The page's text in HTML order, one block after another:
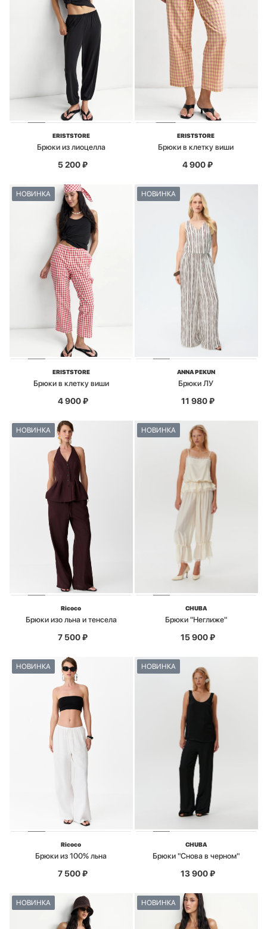
ERISTSTORE
Брюки из лиоцелла
5 200₽
ERISTSTORE
Брюки в клетку виши
4 900₽
НОВИНКА
ERISTSTORE
Брюки в клетку виши
4 900₽
НОВИНКА
ANNA PEKUN
Брюки ЛУ
11 980₽
НОВИНКА
Ricoco
Брюки изо льна и тенсела
7 500₽
НОВИНКА
CHUBA
Брюки "Неглиже"
15 900₽
НОВИНКА
Ricoco
Брюки из 100% льна
7 500₽
НОВИНКА
CHUBA
Брюки "Снова в черном"
13 900₽
НОВИНКА НОВИНКА